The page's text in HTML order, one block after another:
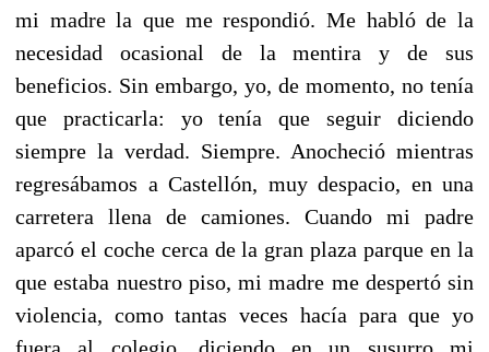
mi madre la que me respondió. Me habló de la
necesidad ocasional de la mentira y de sus
beneficios. Sin embargo, yo, de momento, no tenía
que practicarla: yo tenía que seguir diciendo
siempre la verdad. Siempre. Anocheció mientras
regresábamos a Castellón, muy despacio, en una
carretera llena de camiones. Cuando mi padre
aparcó el coche cerca de la gran plaza parque en la
que estaba nuestro piso, mi madre me despertó sin
violencia, como tantas veces hacía para que yo